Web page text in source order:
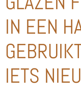
IN EEN
IETS